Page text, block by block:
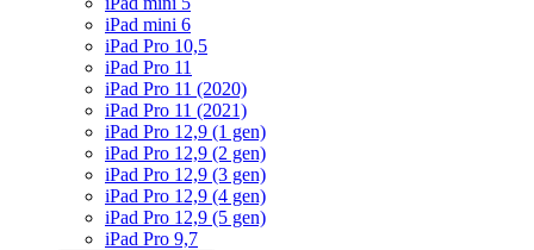
iPad mini 6
iPad Pro 10,5
iPad Pro 11
iPad Pro 11 (2020)
iPad Pro 11 (2021)
iPad Pro 12,9 (1 gen)
iPad Pro 12,9 (2 gen)
iPad Pro 12,9 (3 gen)
iPad Pro 12,9 (4 gen)
iPad Pro 12,9 (5 gen)
iPad Pro 9,7